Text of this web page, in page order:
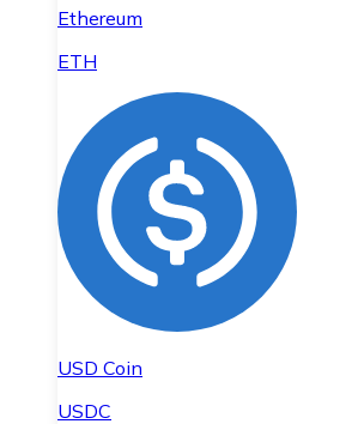
Ethereum
ETH
USD Coin
USDC